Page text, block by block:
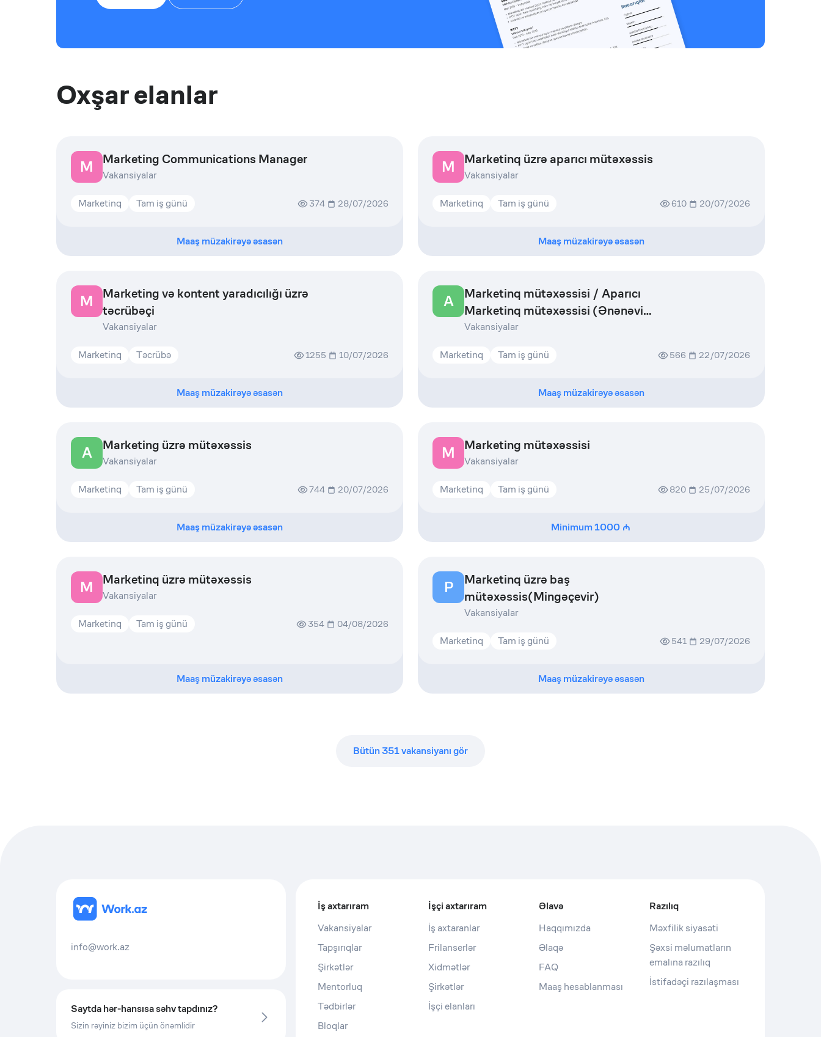
Oxşar elanlar
M Marketing Communications Manager
Vakansiyalar
Marketinq Tam iş günü 374 28/07/2026
Maaş müzakirəyə əsasən
M Marketinq üzrə aparıcı mütəxəssis
Vakansiyalar
Marketinq Tam iş günü 610 20/07/2026
Maaş müzakirəyə əsasən
M
Marketing və kontent yaradıcılığı üzrə
təcrübəçi
Vakansiyalar
Marketinq Təcrübə 1255 10/07/2026
Maaş müzakirəyə əsasən
A
Marketinq mütəxəssisi / Aparıcı
Marketinq mütəxəssisi (Ənənəvi
marketinq)
Vakansiyalar
Marketinq Tam iş günü 566 22/07/2026
Maaş müzakirəyə əsasən
A Marketing üzrə mütəxəssis
Vakansiyalar
Marketinq Tam iş günü 744 20/07/2026
Maaş müzakirəyə əsasən
M Marketing mütəxəssisi
Vakansiyalar
Marketinq Tam iş günü 820 25/07/2026
Minimum1000
M Marketinq üzrə mütəxəssis
Vakansiyalar
Marketinq Tam iş günü 354 04/08/2026
Maaş müzakirəyə əsasən
P
Marketinq üzrə baş
mütəxəssis(Mingəçevir)
Vakansiyalar
Marketinq Tam iş günü 541 29/07/2026
Maaş müzakirəyə əsasən
Bütün351vakansiyanı gör
info@work.az
Saytda hər-hansısa səhv tapdınız?
Sizin rəyiniz bizim üçün önəmlidir
İş axtarıram
Vakansiyalar
Tapşırıqlar
Şirkətlər
Mentorluq
Tədbirlər
Bloqlar
İşçi axtarıram
İş axtaranlar
Frilanserlər
Xidmətlər
Şirkətlər
İşçi elanları
Əlavə
Haqqımızda
Əlaqə
FAQ
Maaş hesablanması
Razılıq
Məxfilik siyasəti
Şəxsi məlumatların
emalına razılıq
İstifadəçi razılaşması